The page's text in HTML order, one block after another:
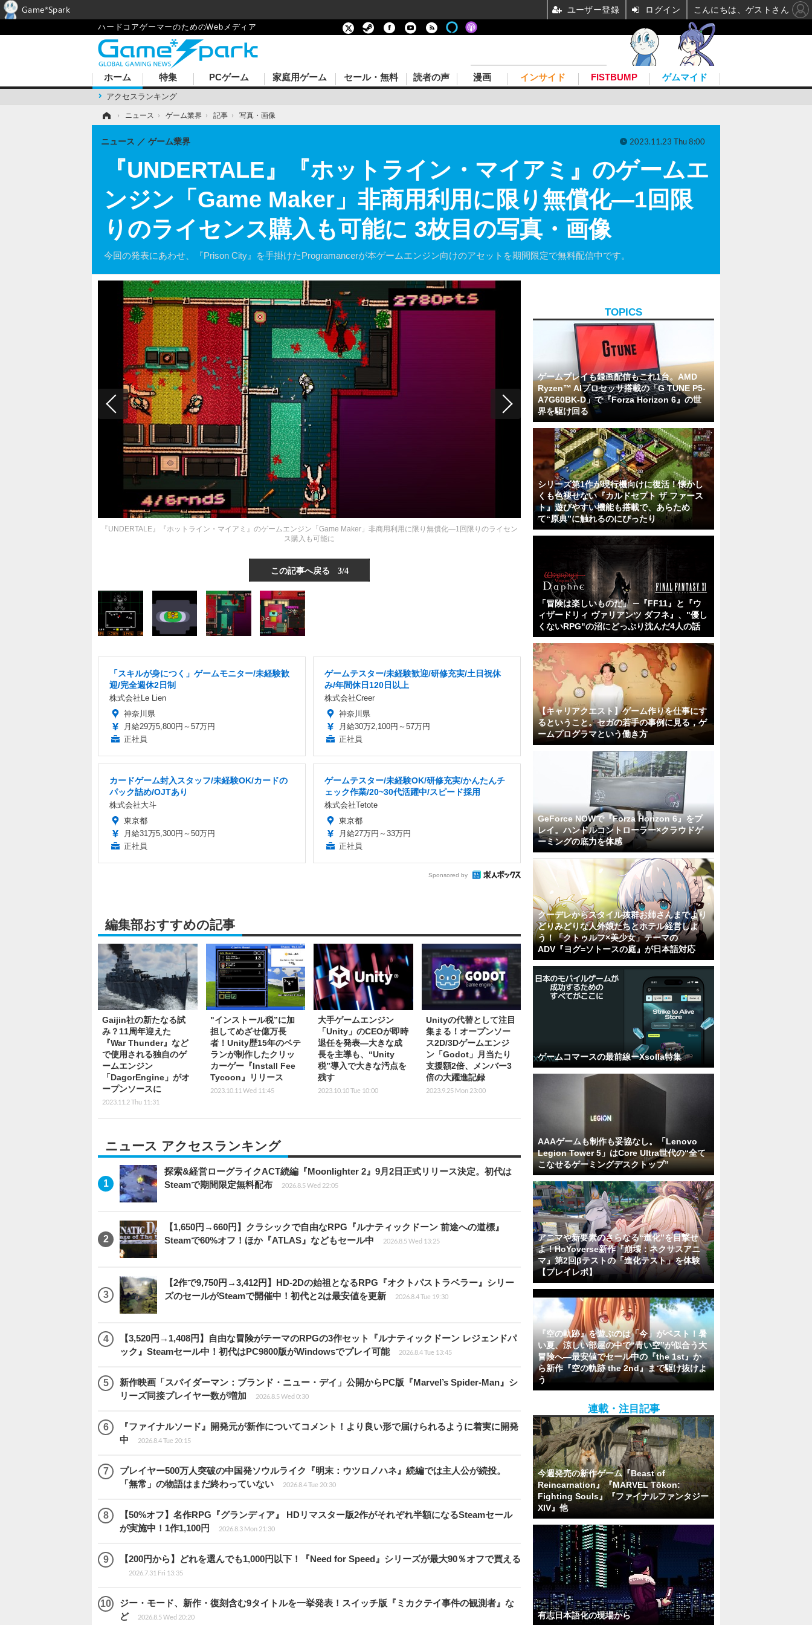
ハードコアゲーマーのためのWebメディア
ホーム
アクセスランキング
特集 PCゲーム 家庭用ゲーム セール・無料 読者の声 漫画 インサイド FISTBUMP ゲムマイド
› ニュース › ゲーム業界 › 記事 › 写真・画像
『UNDERTALE』『ホットライン・マイアミ』のゲームエ
ンジン「Game Maker」非商用利用に限り無償化―1回限
りのライセンス購入も可能に 3枚目の写真・画像
今回の発表にあわせ、『Prison City』を手掛けたProgramancerが本ゲームエンジン向けのアセットを期間限定で無料配信中です。
ニュース ゲーム業界 2023.11.23 Thu 8:00
『UNDERTALE』『ホットライン・マイアミ』のゲームエンジン「Game Maker」非商用利用に限り無償化―1回限りのライセン
ス購入も可能に
この記事へ戻る 3/4
「スキルが身につく」ゲームモニター/未経験歓
迎/完全週休2日制
株式会社Le Lien
神奈川県
月給29万5,800円～57万円
正社員
ゲームテスター/未経験歓迎/研修充実/土日祝休
み/年間休日120日以上
株式会社Creer
神奈川県
月給30万2,100円～57万円
正社員
カードゲーム封入スタッフ/未経験OK/カードの
パック詰め/OJTあり
株式会社大斗
東京都
月給31万5,300円～50万円
正社員
ゲームテスター/未経験OK/研修充実/かんたんチ
ェック作業/20~30代活躍中/スピード採用
株式会社Tetote
東京都
月給27万円～33万円
正社員
Sponsored by
編集部おすすめの記事
Gaijin社の新たなる試
み？11周年迎えた
『War Thunder』など
で使用される独自のゲ
ームエンジン
「DagorEngine」がオ
ープンソースに
2023.11.2 Thu 11:31
"インストール税”に加
担してめざせ億万長
者！Unity歴15年のベテ
ランが制作したクリッ
カーゲー『Install Fee
Tycoon』リリース
2023.10.11 Wed 11:45
大手ゲームエンジン
「Unity」のCEOが即時
退任を発表―大きな成
長を主導も、“Unity
税”導入で大きな汚点を
残す
2023.10.10 Tue 10:00
Unityの代替として注目
集まる！オープンソー
ス2D/3Dゲームエンジ
ン「Godot」月当たり
支援額2倍、メンバー3
倍の大躍進記録
2023.9.25 Mon 23:00
ニュース アクセスランキング
探索&経営ローグライクACT続編『Moonlighter 2』9月2日正式リリース決定。初代は
Steamで期間限定無料配布
2026.8.5 Wed 22:05
【1,650円→660円】クラシックで自由なRPG『ルナティックドーン 前途への道標』
Steamで60%オフ！ほか『ATLAS』などもセール中
2026.8.5 Wed 13:25
【2作で9,750円→3,412円】HD-2Dの始祖となるRPG『オクトパストラベラー』シリー
ズのセールがSteamで開催中！初代と2は最安値を更新
2026.8.4 Tue 19:30
【3,520円→1,408円】自由な冒険がテーマのRPGの3作セット『ルナティックドーン レジェンドパ
ック』Steamセール中！初代はPC9800版がWindowsでプレイ可能
2026.8.4 Tue 13:45
新作映画「スパイダーマン：ブランド・ニュー・デイ」公開からPC版『Marvel’s Spider-Man』シ
リーズ同接プレイヤー数が増加
2026.8.5 Wed 0:30
『ファイナルソード』開発元が新作についてコメント！より良い形で届けられるように着実に開発
中
2026.8.4 Tue 20:15
プレイヤー500万人突破の中国発ソウルライク『明末：ウツロノハネ』続編では主人公が続投。
「無常」の物語はまだ終わっていない
2026.8.4 Tue 20:30
【50%オフ】名作RPG『グランディア』 HDリマスター版2作がそれぞれ半額になるSteamセール
が実施中！1作1,100円
2026.8.3 Mon 21:30
【200円から】どれを選んでも1,000円以下！『Need for Speed』シリーズが最大90％オフで買える
2026.7.31 Fri 13:35
ジー・モード、新作・復刻含む9タイトルを一挙発表！スイッチ版『ミカクテイ事件の観測者』な
ど
2026.8.5 Wed 20:20
TOPICS
ゲームプレイも録画配信もこれ1台。AMD
Ryzen™ AIプロセッサ搭載の「G TUNE P5-
A7G60BK-D」で『Forza Horizon 6』の世
界を駆け回る
シリーズ第1作が現行機向けに復活！懐かし
くも色褪せない『カルドセプト ザ ファース
ト』遊びやすい機能も搭載で、あらため
て“原典”に触れるのにぴったり
「冒険は楽しいものだ」 ─『FF11』と『ウ
ィザードリィ ヴァリアンツ ダフネ』、"優し
くないRPG"の沼にどっぷり沈んだ4人の話
【キャリアクエスト】ゲーム作りを仕事にす
るということ。セガの若手の事例に見る，ゲ
ームプログラマという働き方
GeForce NOWで『Forza Horizon 6』をプ
レイ。ハンドルコントローラー×クラウドゲ
ーミングの底力を体感
クーデレからスタイル抜群お姉さんまでより
どりみどりな人外娘たちとホテル経営しよ
う！「クトゥルフ×美少女」テーマの
ADV『ヨグ=ソトースの庭』が日本語対応
ゲームコマースの最前線ーXsolla特集
AAAゲームも制作も妥協なし。「Lenovo
Legion Tower 5」はCore Ultra世代の“全て
こなせるゲーミングデスクトップ”
アニマや新要素のさらなる“進化”を目撃せ
よ！HoYoverse新作『崩壊：ネクサスアニ
マ』第2回βテストの「進化テスト」を体験
【プレイレポ】
『空の軌跡』を遊ぶのは「今」がベスト！暑
い夏、涼しい部屋の中で“青い空”が似合う大
冒険へ―最安値でセール中の『the 1st』か
ら新作『空の軌跡 the 2nd』まで駆け抜けよ
う
連載・注目記事
今週発売の新作ゲーム『Beast of
Reincarnation』『MARVEL Tōkon:
Fighting Souls』『ファイナルファンタジー
XIV』他
有志日本語化の現場から
Game*Spark ユーザー登録 ログイン こんにちは、ゲストさん